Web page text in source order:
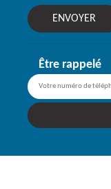
Être rappelé